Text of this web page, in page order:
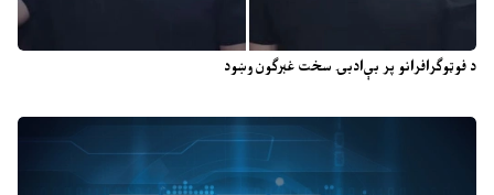
د فوټوګرافرانو پر بې‌ادبۍ سخت غبرګون وښود